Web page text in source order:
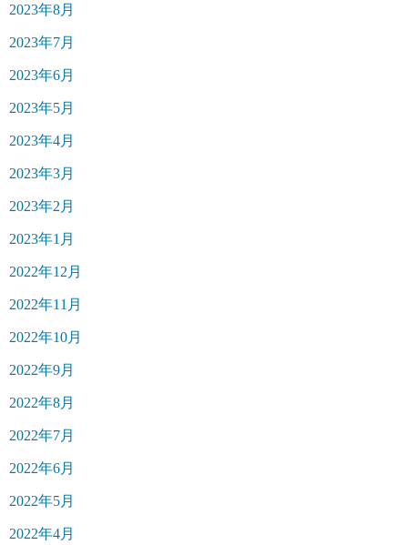
2023年8月
2023年7月
2023年6月
2023年5月
2023年4月
2023年3月
2023年2月
2023年1月
2022年12月
2022年11月
2022年10月
2022年9月
2022年8月
2022年7月
2022年6月
2022年5月
2022年4月